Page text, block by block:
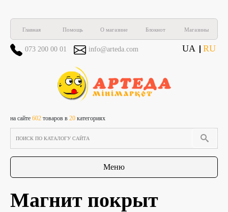
Главная Помощь О магазине Блокнот Магазины
UA RU
073 200 00 01 info@arteda.com
на сайте 602 товаров в 20 категориях
Меню
Магнит покрыт